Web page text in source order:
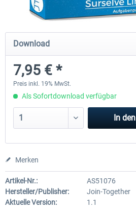
Just Trains - U-Bahn Hamburg U1 &
39,62 € *
Download
7,95 € *
Preis inkl. 19% MwSt.
Als Sofortdownload verfügbar
In den
Merken
Artikel-Nr.:
AS51076
Hersteller/Publisher:
Join-Together
Aktuelle Version:
1.1